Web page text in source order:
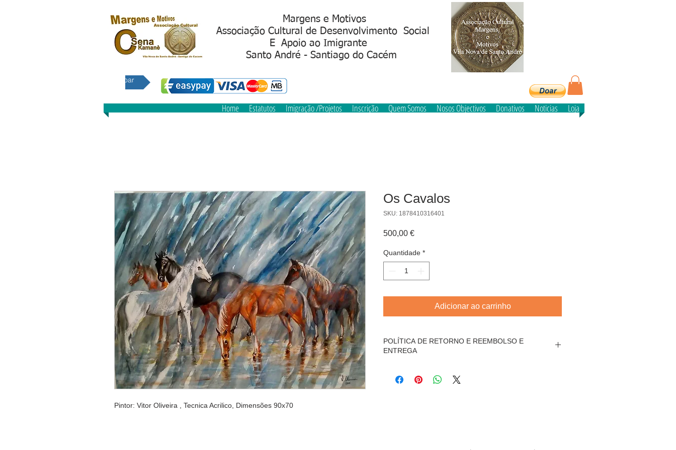
Margens e Motivos
Associação Cultural de Desenvolvimento Social
E Apoio ao Imigrante
Santo André - Santiago do Cacém
Doar
Home Estatutos Imigração /Projetos Inscrição Quem Somos Nosos Objectivos Donativos Noticias Loja
Pintor: Vitor Oliveira , Tecnica Acrilico, Dimensões 90x70
Os Cavalos
SKU: 1878410316401
500,00 €Preço
Quantidade *
Adicionar ao carrinho
POLÍTICA DE RETORNO E REEMBOLSO E
ENTREGA
reembolso,